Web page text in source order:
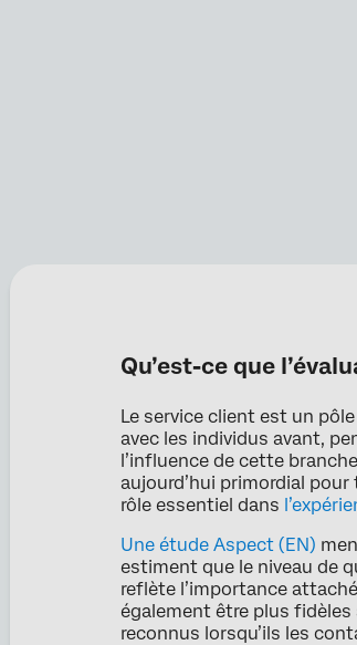
Qu’est-ce que
Le service client est un
avec les individus avant,
l’influence de cette
aujourd’hui primordial
rôle essentiel dans
Une étude Aspect (EN)
estiment que le niveau de
reflète l’importance
également être plus
reconnus lorsqu’ils les